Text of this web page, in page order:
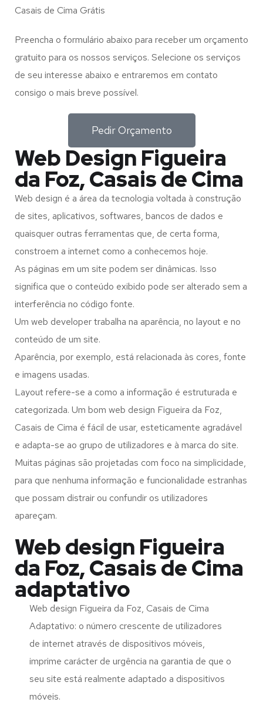
Casais de Cima Grátis
Preencha o formulário abaixo para receber um orçamento
gratuito para os nossos serviços. Selecione os serviços
de seu interesse abaixo e entraremos em contato
consigo o mais breve possível.
Pedir Orçamento
Web Design Figueira
da Foz, Casais de Cima
Web design é a área da tecnologia voltada à construção
de sites, aplicativos, softwares, bancos de dados e
quaisquer outras ferramentas que, de certa forma,
constroem a internet como a conhecemos hoje.
As páginas em um site podem ser dinâmicas. Isso
significa que o conteúdo exibido pode ser alterado sem a
interferência no código fonte.
Um web developer trabalha na aparência, no layout e no
conteúdo de um site.
Aparência, por exemplo, está relacionada às cores, fonte
e imagens usadas.
Layout refere-se a como a informação é estruturada e
categorizada. Um bom web design Figueira da Foz,
Casais de Cima é fácil de usar, esteticamente agradável
e adapta-se ao grupo de utilizadores e à marca do site.
Muitas páginas são projetadas com foco na simplicidade,
para que nenhuma informação e funcionalidade estranhas
que possam distrair ou confundir os utilizadores
apareçam.
Web design Figueira
da Foz, Casais de Cima
adaptativo
Web design Figueira da Foz, Casais de Cima
Adaptativo: o número crescente de utilizadores
de internet através de dispositivos móveis,
imprime carácter de urgência na garantia de que o
seu site está realmente adaptado a dispositivos
móveis.